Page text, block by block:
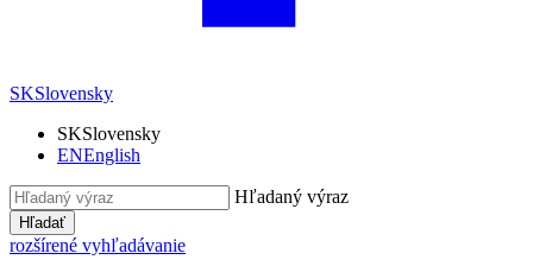
SKSlovensky
SKSlovensky
ENEnglish
Hľadaný výraz
Hľadať
rozšírené vyhľadávanie